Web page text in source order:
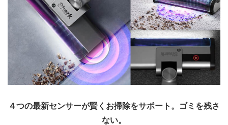
４つの最新センサーが賢くお掃除をサポート。ゴミを残さ
ない。